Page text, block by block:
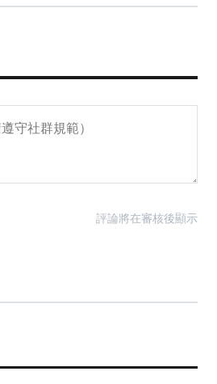
評論將在審核後顯示